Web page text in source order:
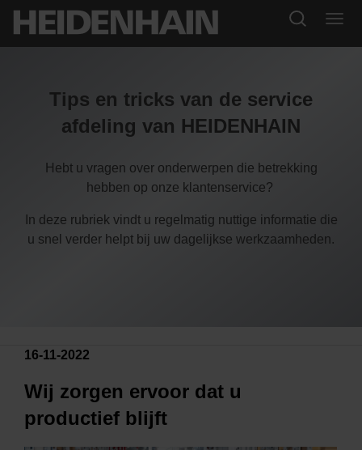
Tips en tricks van de service
afdeling van HEIDENHAIN
Hebt u vragen over onderwerpen die betrekking
hebben op onze klantenservice?
In deze rubriek vindt u regelmatig nuttige informatie die
u snel verder helpt bij uw dagelijkse werkzaamheden.
16-11-2022
Wij zorgen ervoor dat u
productief blijft